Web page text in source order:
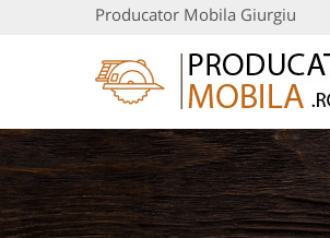
Producator Mobila Giurgiu